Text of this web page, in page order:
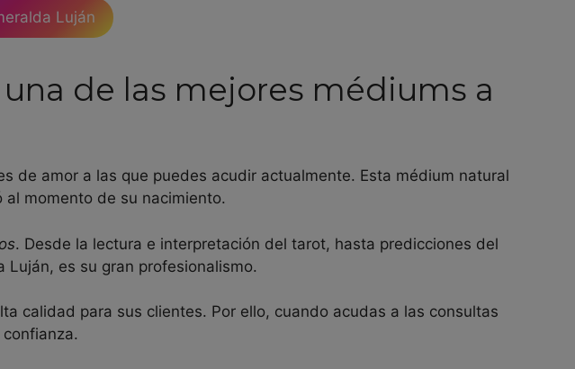
Luján
una de las mejores médiums a
de amor a las que puedes acudir actualmente. Esta médium natural
momento de su nacimiento.
. Desde la lectura e interpretación del tarot, hasta predicciones del
es su gran profesionalismo.
calidad para sus clientes. Por ello, cuando acudas a las consultas